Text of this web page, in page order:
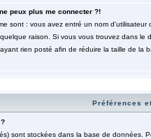
peux plus me connecter ?!
sont : vous avez entré un nom
raison. Si vous vous trouvez dans
rien posté afin de réduire la taille de
Préférences
sont stockées dans la base de données.